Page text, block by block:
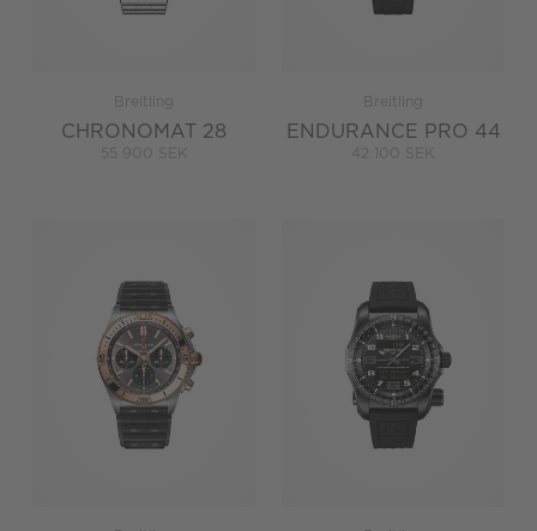
Breitling
CHRONOMAT 28
55 900 SEK
Breitling
ENDURANCE PRO 44
42 100 SEK